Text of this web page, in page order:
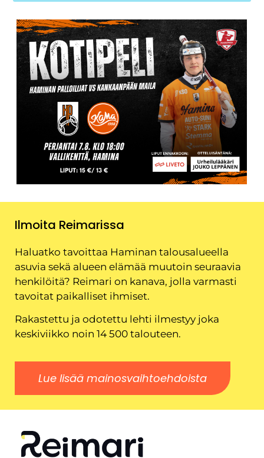
Ilmoita Reimarissa
Haluatko tavoittaa Haminan talousalueella
asuvia sekä alueen elämää muutoin seuraavia
henkilöitä? Reimari on kanava, jolla varmasti
tavoitat paikalliset ihmiset.
Rakastettu ja odotettu lehti ilmestyy joka
keskiviikko noin 14 500 talouteen.
Lue lisää mainosvaihtoehdoista